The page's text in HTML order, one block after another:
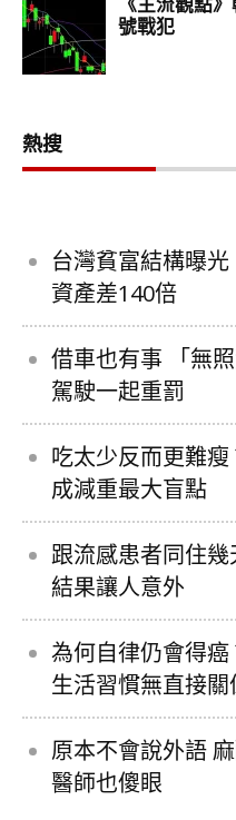
熱搜
台灣貧富結構曝
資產差140倍
借車也有事 「無
駕駛一起重罰
吃太少反而更難瘦
成減重最大盲點
跟流感患者同住
結果讓人意外
為何自律仍會得
生活習慣無直接關
原本不會說外語
醫師也傻眼